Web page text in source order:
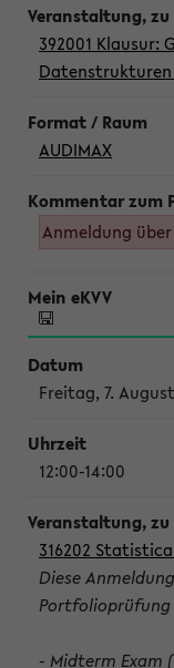
392001 Klausur:
Datenstrukturen
AUDIMAX
Anmeldung über
Freitag, 7.
12:00-14:00
316202
Diese
Portfolioprüfung
- Midterm Exam